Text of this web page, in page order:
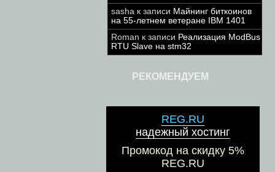
sasha к записи Майнинг биткоинов
на 55-летнем ветеране IBM 1401
Roman к записи Реализация ModBus
RTU Slave на stm32
РЕКОМЕНДУЕМ
REG.RU
надежный хостинг
Промокод на скидку 5%
REG.RU